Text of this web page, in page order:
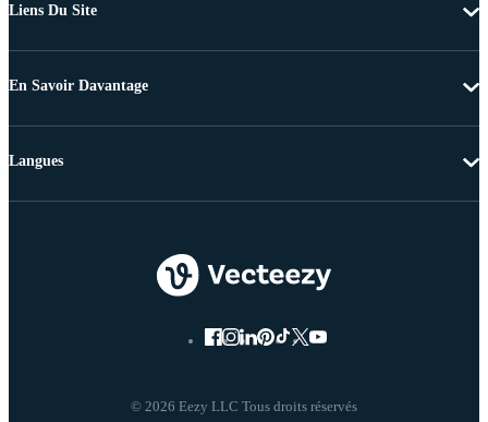
Liens Du Site
En Savoir Davantage
© 2026 Eezy LLC Tous droits réservés
Langues